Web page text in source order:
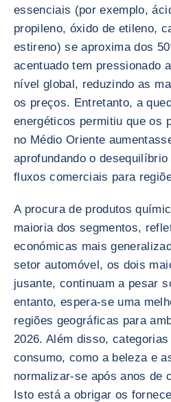
essenciais (por exemplo,
propileno, óxido de etileno,
estireno) se aproxima dos
acentuado tem pressionado
nível global, reduzindo as
os preços. Entretanto, a
energéticos permitiu que os
no Médio Oriente
aprofundando o
fluxos comerciais para
A procura de produtos
maioria dos segmentos,
económicas mais
setor automóvel, os dois
jusante, continuam a pesar
entanto, espera-se uma
regiões geográficas para
2026. Além disso,
consumo, como a beleza e
normalizar-se após anos de
Isto está a obrigar os